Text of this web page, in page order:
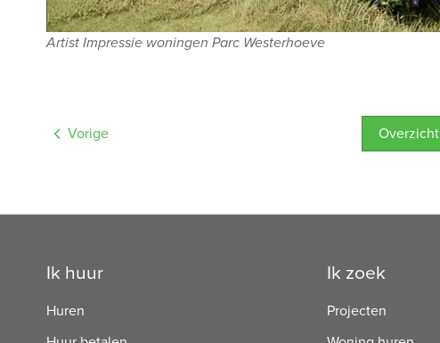
Artist Impressie woningen Parc Westerhoeve
Overzicht
Vorige
Contactinformatie
Ik huur
Huren
Ik zoek
Projecten